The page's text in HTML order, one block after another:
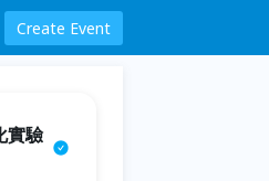
Create Event
實驗